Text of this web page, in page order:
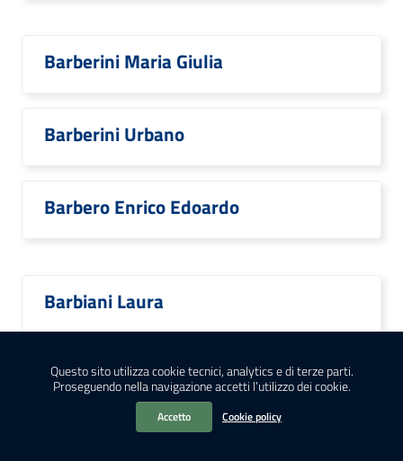
Questo sito utilizza cookie tecnici, analytics e di terze parti.
Proseguendo nella navigazione accetti l’utilizzo dei cookie.
Accetto Cookie policy
Barberini Maria Giulia
Barberini Urbano
Barbero Enrico Edoardo
Barbiani Laura
Barbiellini Amidei Rosanna